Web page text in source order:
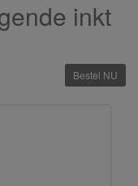
inkt
Bestel NU